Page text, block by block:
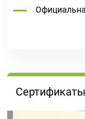
Сертификаты